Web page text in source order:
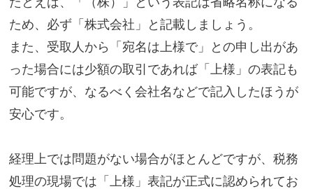
ため、必ず「株式会社」と記載しましょう。
また、受取人から「宛名は上様で」との申し出があ
った場合には少額の取引であれば「上様」の表記も
可能ですが、なるべく会社名などで記入したほうが
安心です。
経理上では問題がない場合がほとんどですが、税務
処理の現場では「上様」表記が正式に認められてお